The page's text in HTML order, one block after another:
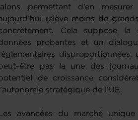
permettant d’en
relève moins de
Cela suppose la
probantes et un
être pas la une des
de croissance
l’autonomie stratégique de l’UE.
Les avancées du marché